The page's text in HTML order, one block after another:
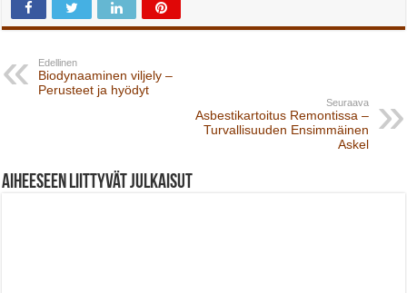
Edellinen
Biodynaaminen viljely –
Perusteet ja hyödyt
Seuraava
Asbestikartoitus Remontissa –
Turvallisuuden Ensimmäinen
Askel
Aiheeseen liittyvät julkaisut